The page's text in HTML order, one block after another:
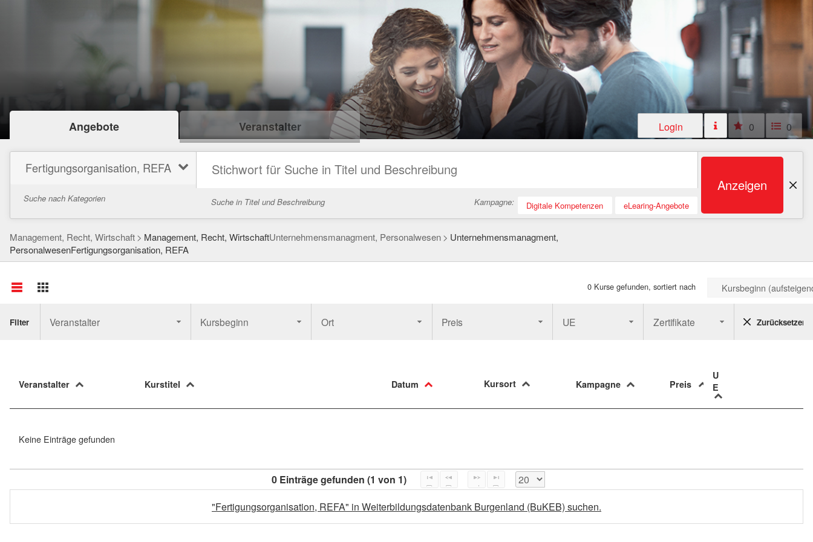
Login 0 0
Angebote Veranstalter
Fertigungsorganisation, REFA
Suche nach Kategorien Suche in Titel und Beschreibung Kampagne: Digitale Kompetenzen eLearing-Angebote
Anzeigen
Management, Recht, Wirtschaft Management, Recht, WirtschaftUnternehmensmanagment, Personalwesen
Unternehmensmanagment,
PersonalwesenFertigungsorganisation, REFA
0 Kurse gefunden, sortiert nach Kursbeginn
Filter Veranstalter Kursbeginn Ort Preis UE Zertifikate Zurücksetzen
Veranstalter Kurstitel Datum Kursort Kampagne Preis
U
E
Keine Einträge gefunden
0 Einträge gefunden (1 von 1)
"Fertigungsorganisation, REFA" in Weiterbildungsdatenbank Burgenland (BuKEB) suchen.